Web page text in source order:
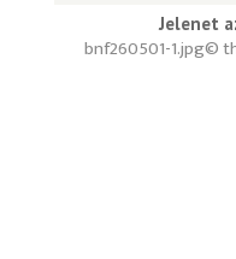
Jelenet
©
bnf260501-1.jpg